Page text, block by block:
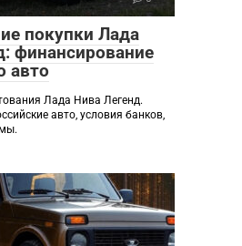
покупки Лада
финансирование
авто
Лада Нива Легенд.
авто, условия банков,